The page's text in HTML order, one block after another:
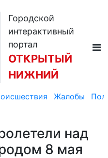
Городской
интерактивный
портал
ОТКРЫТЫЙ
НИЖНИЙ
Жалобы
над
8 мая